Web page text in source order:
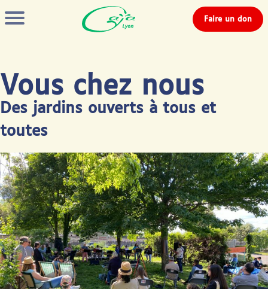
Faire un don
Vous chez nous
Des jardins ouverts à tous et
toutes